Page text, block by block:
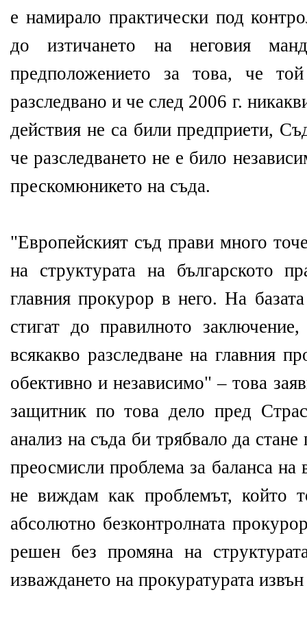
е намирало практически под
до изтичането на неговия
предположението за това, че
разследвано и че след 2006 г.
действия не са били предприети,
че разследването не е било
прескомюникето на съда.
"Европейският съд прави много
на структурата на българското
главния прокурор в него. На
стигат до правилното
всякакво разследване на главния
обективно и независимо" – това
защитник по това дело пред
анализ на съда би трябвало да стане
преосмисли проблема за баланса на
не виждам как проблемът, който
абсолютно безконтролната
решен без промяна на
изваждането на прокуратурата